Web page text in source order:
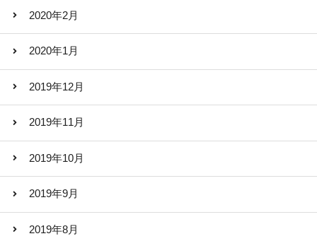
2020年2月
2020年1月
2019年12月
2019年11月
2019年10月
2019年9月
2019年8月